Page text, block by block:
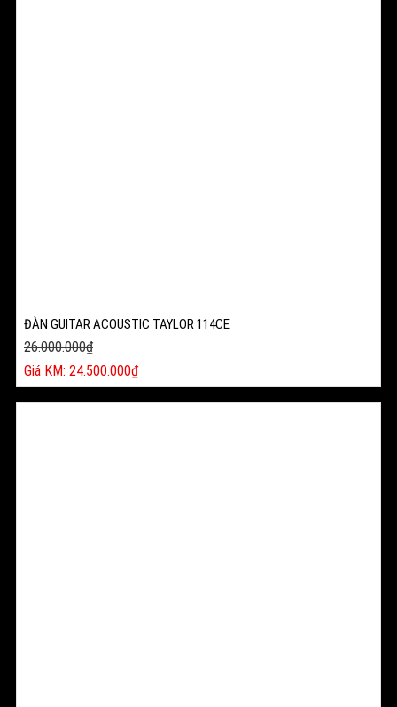
ĐÀN GUITAR ACOUSTIC TAYLOR 114CE
26.000.000₫
Giá
gốc
là:
24.500.000₫
Giá
hiện